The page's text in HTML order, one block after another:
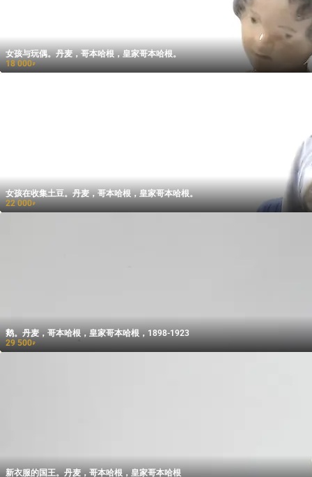
女孩与玩偶。丹麦，哥本哈根，皇家哥本哈根。
18 000₽
女孩在收集土豆。丹麦，哥本哈根，皇家哥本哈根。
22 000₽
鹅。丹麦，哥本哈根，皇家哥本哈根，1898-1923
29 500₽
新衣服的国王。丹麦，哥本哈根，皇家哥本哈根